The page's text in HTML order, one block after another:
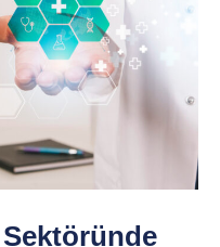
Sektöründe